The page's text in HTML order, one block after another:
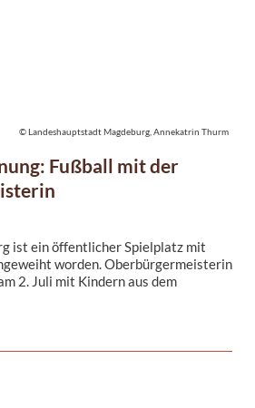
Fußball mit der
ist ein öffentlicher Spielplatz mit
worden. Oberbürgermeisterin
2. Juli mit Kindern aus dem
ehemaligen FCM-Spieler
vor Ort.
© Landeshauptstadt Magdeburg, Annekatrin Thurm